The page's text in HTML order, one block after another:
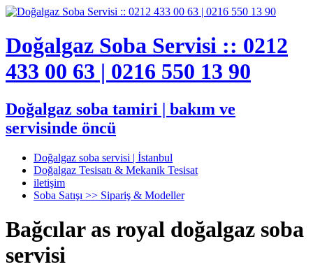
Doğalgaz Soba Servisi :: 0212
433 00 63 | 0216 550 13 90
Doğalgaz soba tamiri | bakım ve
servisinde öncü
Doğalgaz soba servisi | İstanbul
Doğalgaz Tesisatı & Mekanik Tesisat
iletişim
Soba Satışı >> Sipariş & Modeller
Bağcılar as royal doğalgaz soba
servisi